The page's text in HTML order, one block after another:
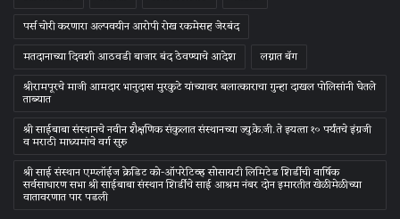
पर्स चोरी करणारा अल्पवयीन आरोपी रोख रकमेसह जेरबंद
मतदानाच्या दिवशी आठवडी बाजार बंद ठेवण्याचे आदेश
लग्नात बॅग
श्रीरामपूरचे माजी आमदार भानुदास मुरकुटे यांच्यावर बलात्काराचा गुन्हा दाखल पोलिसांनी घेतले
ताब्यात
श्री साईबाबा संस्‍थानचे नवीन शैक्षणिक संकुलात संस्‍थानच्‍या ज्‍यु.के.जी. ते इयत्‍ता १० पर्यंतचे इंग्रजी
व मराठी माध्‍यमांचे वर्ग सुरु
श्री साई संस्थान एम्प्लॉईज क्रेडिट को-ऑपरेटिव्ह सोसायटी लिमिटेड शिर्डीची वार्षिक
सर्वसाधारण सभा श्री साईबाबा संस्थान शिर्डीचे साई आश्रम नंबर दोन इमारतीत खेळीमेळीच्या
वातावरणात पार पडली